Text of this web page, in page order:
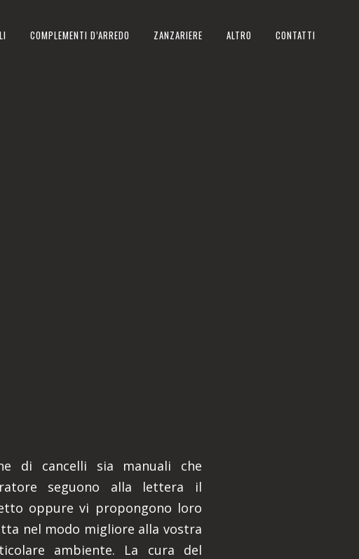
COMPLEMENTI D’ARREDO ZANZARIERE ALTRO CONTATTI
di cancelli sia manuali che
seguono alla lettera il
oppure vi propongono loro
nel modo migliore alla vostra
ambiente. La cura del